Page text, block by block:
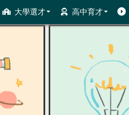
大學選才 高中育才